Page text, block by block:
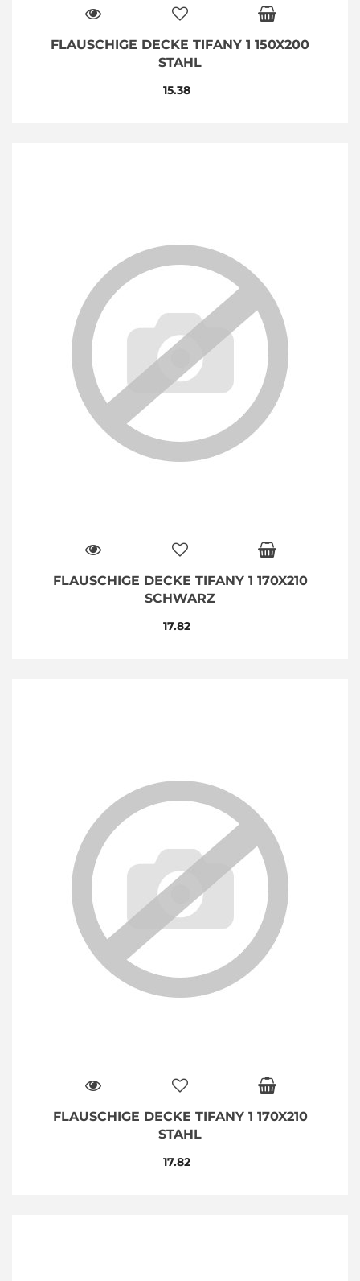
FLAUSCHIGE DECKE TIFANY 1 150X200
STAHL
15.38
FLAUSCHIGE DECKE TIFANY 1 170X210
SCHWARZ
17.82
FLAUSCHIGE DECKE TIFANY 1 170X210
STAHL
17.82